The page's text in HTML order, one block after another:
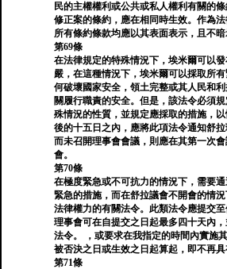
民的主權權利或公共或私人權利有關的
修正案的條約，應在相同時生效。作為法
所有條約條款均應以其表面表示，且不暗
第69條
在法律規定的特殊情況下，埃米爾可以
嚴，在這種情況下，埃米爾可以採取所
何破壞國家安全，領土完整或其人民和
關履行職責的安全。但是，該法令必須
殊情況的性質，並規定應採取的措施，
後的十五日之內，應將此項法令通知舒
而未召開理事會會議，則應在其第一次
會。
第70條
在極度緊急或不可抗力的情況下，需要
緊急的措施，而在舒拉議會不開會的情
法律權力的有關法令。此類法令應提交
理事會可在自提交之日起最多四十天內
法令。 ，或要求在我指定的時間內實施
被否決之日或生效之日起算起，即不再具
第71條